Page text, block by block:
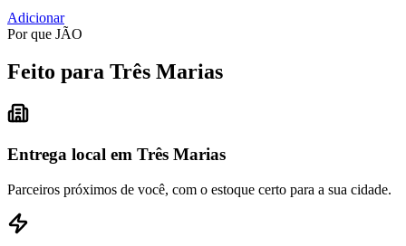
Adicionar
Por que JÃO
Feito para Três Marias
Entrega local em Três Marias
Parceiros próximos de você, com o estoque certo para a sua cidade.